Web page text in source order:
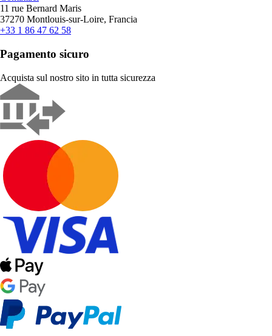
11 rue Bernard Maris
37270 Montlouis-sur-Loire, Francia
+33 1 86 47 62 58
Pagamento sicuro
Acquista sul nostro sito in tutta sicurezza